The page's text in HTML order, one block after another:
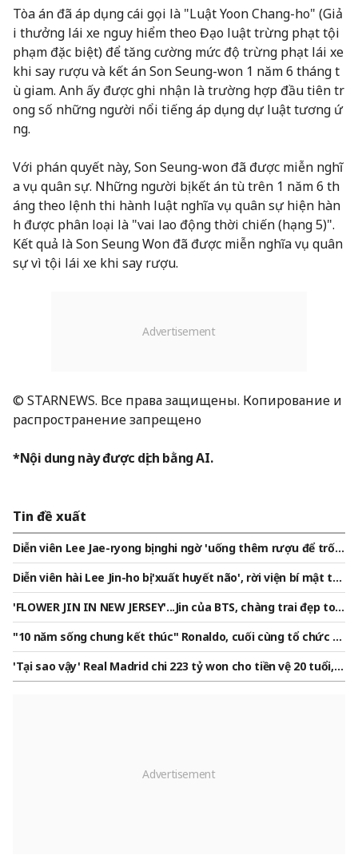
Tòa án đã áp dụng cái gọi là "Luật Yoon Chang-ho" (Giả
i thưởng lái xe nguy hiểm theo Đạo luật trừng phạt tội
phạm đặc biệt) để tăng cường mức độ trừng phạt lái xe
khi say rượu và kết án Son Seung-won 1 năm 6 tháng t
ù giam. Anh ấy được ghi nhận là trường hợp đầu tiên tr
ong số những người nổi tiếng áp dụng dự luật tương ứ
ng.
Với phán quyết này, Son Seung-won đã được miễn nghĩ
a vụ quân sự. Những người bị kết án tù trên 1 năm 6 th
áng theo lệnh thi hành luật nghĩa vụ quân sự hiện hàn
h được phân loại là "vai lao động thời chiến (hạng 5)".
Kết quả là Son Seung Won đã được miễn nghĩa vụ quân
sự vì tội lái xe khi say rượu.
© STARNEWS. Все права защищены. Копирование и
распространение запрещено
*Nội dung này được dịch bằng AI.
Tin đề xuất
Diễn viên Lee Jae-ryong bị nghi ngờ 'uống thêm rượu để trốn
tránh', bước vào phiên tòa..không áp dụng tội lái xe sau khi
uống rượu
Diễn viên hài Lee Jin-ho bị 'xuất huyết não', rời viện bí mật tr
ước phiên tòa xử lý cờ bạc và lái xe sau khi uống rượu
'FLOWER JIN IN NEW JERSEY'...Jin của BTS, chàng trai đẹp toà
n cầu làm tan chảy những trái tim ARMY xinh đẹp toàn cầu t
rong buổi biểu diễn tuyệt vời
"10 năm sống chung kết thúc" Ronaldo, cuối cùng tổ chức đ
ám cưới thế kỷ... Georgina, chỉ chiếc nhẫn trị giá 57 tỷ won "t
ừ nhân viên bán hàng Gucci trở thành phu nhân trị giá 1 nghì
n tỷ won"
'Tại sao vậy' Real Madrid chi 223 tỷ won cho tiền vệ 20 tuổi, k
ỷ lục chuyển nhượng "Thực ra gần như sang PSG..."